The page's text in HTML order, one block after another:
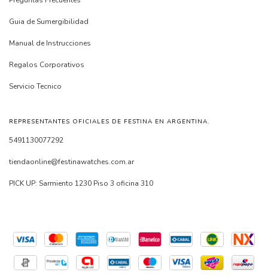
Guia de Sumergibilidad
Manual de Instrucciones
Regalos Corporativos
Servicio Tecnico
REPRESENTANTES OFICIALES DE FESTINA EN ARGENTINA.
5491130077292
tiendaonline@festinawatches.com.ar
PICK UP: Sarmiento 1230 Piso 3 oficina 310